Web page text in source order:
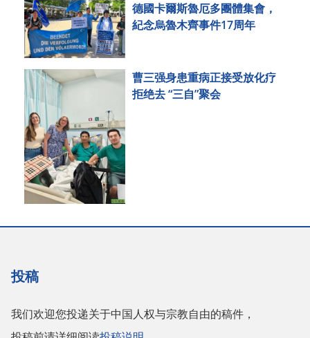
德國卡爾斯魯厄多團體集會，
紀念烏魯木齊事件17周年
曹三强身患重病正接受放化疗
拒绝去 “三自”聚会
投稿
我们欢迎您投递关于中国人权与宗教自由的稿件，